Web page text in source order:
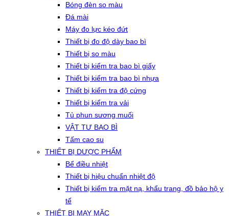
Bóng đèn so màu
Đá mài
Máy đo lực kéo đứt
Thiết bị đo độ dày bao bì
Thiết bị so màu
Thiết bị kiểm tra bao bì giấy
Thiết bị kiểm tra bao bì nhựa
Thiết bị kiểm tra độ cứng
Thiết bị kiểm tra vải
Tủ phun sương muối
VẬT TƯ BAO BÌ
Tấm cao su
THIẾT BỊ DƯỢC PHẨM
Bể điều nhiệt
Thiết bị hiệu chuẩn nhiệt độ
Thiết bị kiểm tra mặt nạ, khẩu trang, đồ bảo hộ y
tế
THIẾT BỊ MAY MẶC